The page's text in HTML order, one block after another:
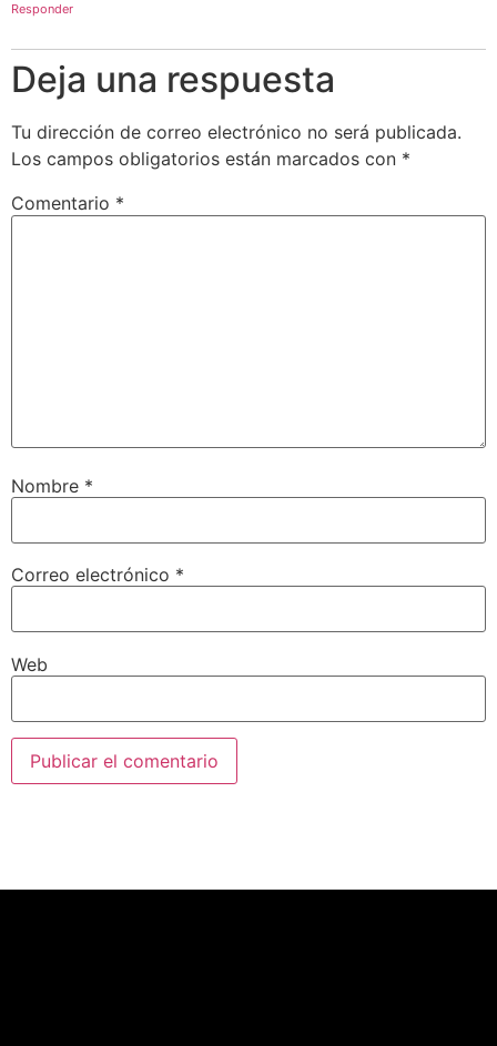
Responder
Deja una respuesta
Tu dirección de correo electrónico no será publicada.
Los campos obligatorios están marcados con *
Comentario *
Nombre *
Correo electrónico *
Web